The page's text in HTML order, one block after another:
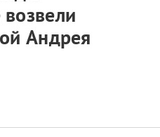
Андрея